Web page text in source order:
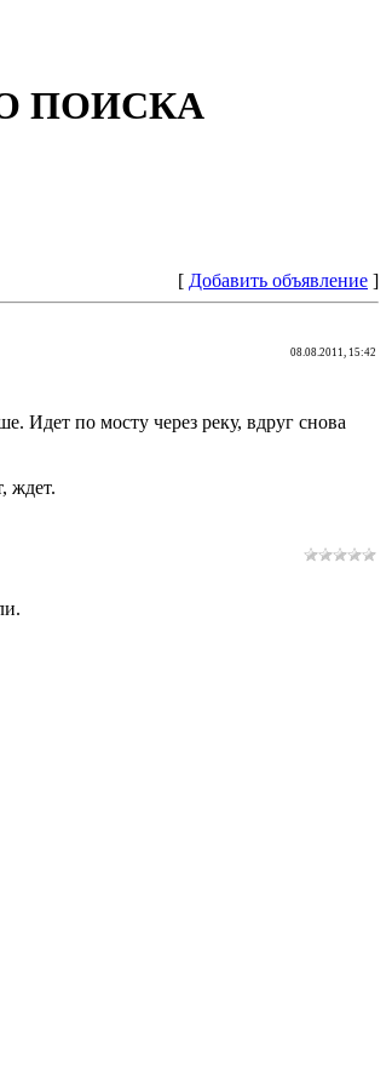
ПОИСКА
[ Добавить объявление ]
08.08.2011, 15:42
Идет по мосту через реку, вдруг снова
ждет.